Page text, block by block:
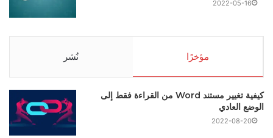
2022-05-16
مؤخرًا نُشر
كيفية تغيير مستند Word من القراءة فقط إلى
الوضع العادي
2022-08-20